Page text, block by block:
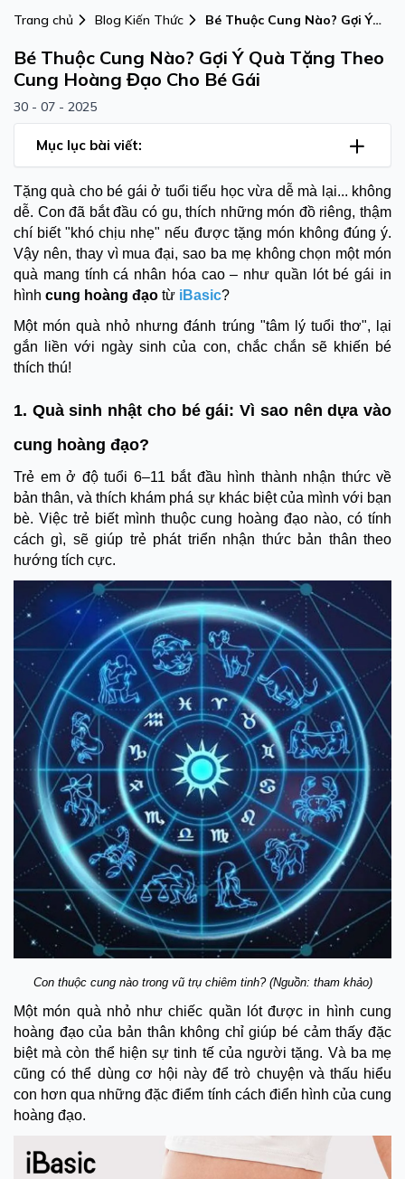
Trang chủ Blog Kiến Thức
Bé Thuộc Cung Nào? Gợi Ý
Đạo Cho Bé Gái
Bé Thuộc Cung Nào? Gợi Ý Quà Tặng Theo
Cung Hoàng Đạo Cho Bé Gái
30 - 07 - 2025
Mục lục bài viết:
Tặng quà cho bé gái ở tuổi tiểu học vừa dễ mà lại... không
dễ. Con đã bắt đầu có gu, thích những món đồ riêng, thậm
chí biết "khó chịu nhẹ" nếu được tặng món không đúng ý.
Vậy nên, thay vì mua đại, sao ba mẹ không chọn một món
quà mang tính cá nhân hóa cao – như quần lót bé gái in
hình cung hoàng đạo từ iBasic?
Một món quà nhỏ nhưng đánh trúng "tâm lý tuổi thơ", lại
gắn liền với ngày sinh của con, chắc chắn sẽ khiến bé
thích thú!
1. Quà sinh nhật cho bé gái: Vì sao nên dựa vào
cung hoàng đạo?
Trẻ em ở độ tuổi 6–11 bắt đầu hình thành nhận thức về
bản thân, và thích khám phá sự khác biệt của mình với bạn
bè. Việc trẻ biết mình thuộc cung hoàng đạo nào, có tính
cách gì, sẽ giúp trẻ phát triển nhận thức bản thân theo
hướng tích cực.
Con thuộc cung nào trong vũ trụ chiêm tinh? (Nguồn: tham khảo)
Một món quà nhỏ như chiếc quần lót được in hình cung
hoàng đạo của bản thân không chỉ giúp bé cảm thấy đặc
biệt mà còn thể hiện sự tinh tế của người tặng. Và ba mẹ
cũng có thể dùng cơ hội này để trò chuyện và thấu hiểu
con hơn qua những đặc điểm tính cách điển hình của cung
hoàng đạo.